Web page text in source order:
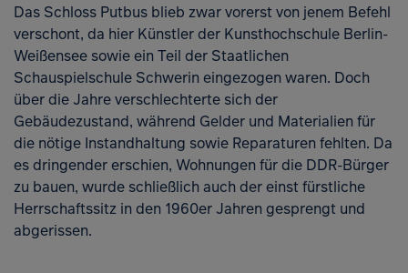
Das Schloss Putbus blieb zwar vorerst von jenem Befehl
verschont, da hier Künstler der Kunsthochschule Berlin-
Weißensee sowie ein Teil der Staatlichen
Schauspielschule Schwerin eingezogen waren. Doch
über die Jahre verschlechterte sich der
Gebäudezustand, während Gelder und Materialien für
die nötige Instandhaltung sowie Reparaturen fehlten. Da
es dringender erschien, Wohnungen für die DDR-Bürger
zu bauen, wurde schließlich auch der einst fürstliche
Herrschaftssitz in den 1960er Jahren gesprengt und
abgerissen.